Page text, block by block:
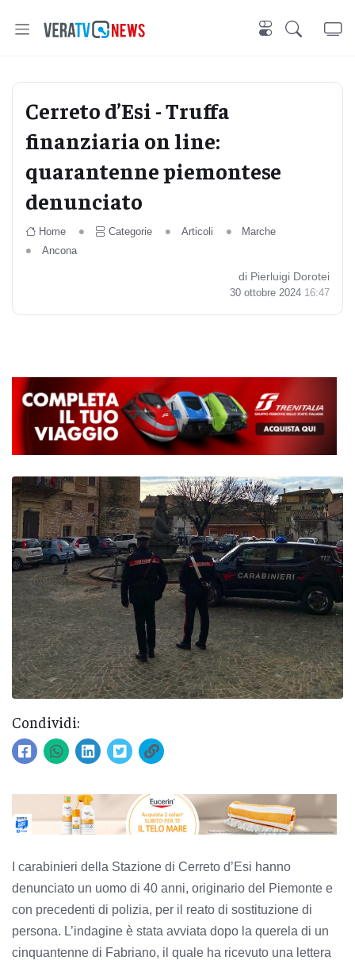
Cerreto d’Esi - Truffa
finanziaria on line:
quarantenne piemontese
denunciato
Home Categorie Articoli
Marche
Ancona
di Pierluigi Dorotei
30 ottobre 2024 16:47
Condividi:
I carabinieri della Stazione di Cerreto d’Esi hanno
denunciato un uomo di 40 anni, originario del Piemonte e
con precedenti di polizia, per il reato di sostituzione di
persona. L’indagine è stata avviata dopo la querela di un
cinquantenne di Fabriano, il quale ha ricevuto una lettera